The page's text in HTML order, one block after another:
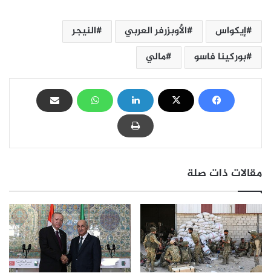
إيكواس الأوبزرفر العربي
النيجر
بوركينا فاسو
مالي
مقالات ذات صلة